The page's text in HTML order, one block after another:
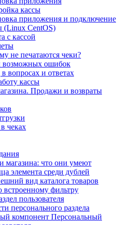
кассы
приложения и подключение
(Linux CentOS)
с кассой
не печатаются чеки?
возможных ошибок
вопросах и ответах
кассы
Продажи и возвраты
чеках
магазина: что они умеют
элемента среди дублей
вид каталога товаров
встроенному фильтру
пользователя
персонального раздела
компонент Персональный